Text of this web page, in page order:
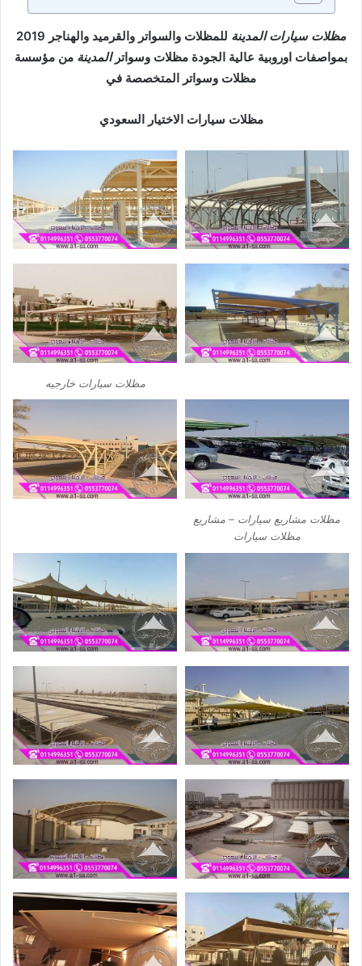
مظلات سيارات المدينة
للمظلات والسواتر والقرميد والهناجر 2019
بمواصفات اوروبية عالية الجودة مظلات وسواترالمدينة من مؤسسة
مظلات وسواتر المتخصصة في
مظلات سيارات الاختيار السعودي
مظلات سيارات خارجيه
مظلات مشاريع سيارات – مشاريع
مظلات سيارات